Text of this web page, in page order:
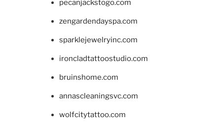
pecanjackstogo.com
zengardendayspa.com
sparklejewelryinc.com
ironcladtattoostudio.com
bruinshome.com
annascleaningsvc.com
wolfcitytattoo.com